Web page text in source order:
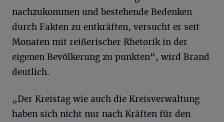
nachzukommen und bestehende Bedenken
durch Fakten zu entkräften, versucht er seit
Monaten mit reißerischer Rhetorik in der
eigenen Bevölkerung zu punkten“, wird Brand
deutlich.
„Der Kreistag wie auch die Kreisverwaltung
haben sich nicht nur nach Kräften für den